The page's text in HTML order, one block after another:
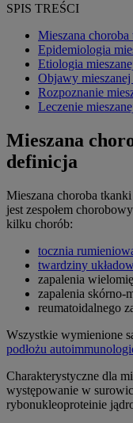
SPIS TREŚCI
Mieszana
Epidemiologia
Etiologia
Objawy
Rozpoznanie
Leczenie
Mieszana
definicja
Mieszana choroba
jest zespołem
kilku chorób:
tocznia
twardziny
zapalenia
zapalenia skórno-
reumatoidalnego
Wszystkie wymienione
podłożu
Charakterystyczne dla
występowanie w
rybonukleoproteinie